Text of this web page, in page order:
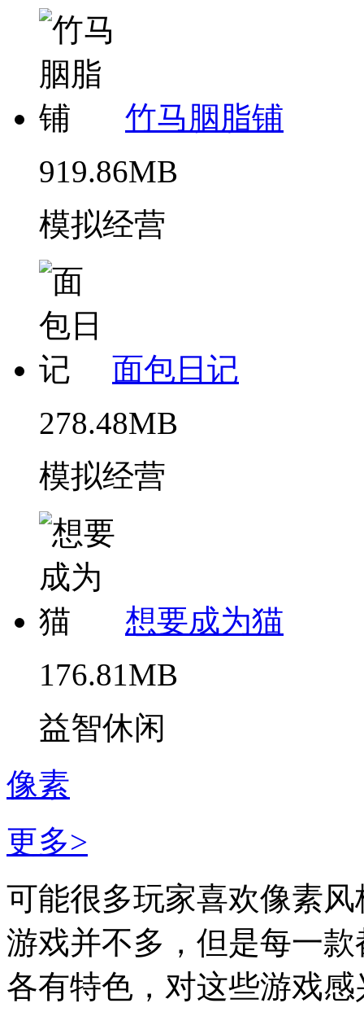
竹马胭脂铺
919.86MB
模拟经营
面包日记
278.48MB
模拟经营
想要成为猫
176.81MB
益智休闲
像素
更多>
可能很多玩家喜欢像素
游戏并不多，但是每一
各有特色，对这些游戏